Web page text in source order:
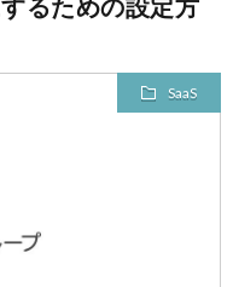
るための設定方
SaaS